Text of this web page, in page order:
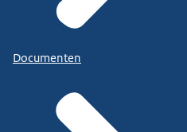
Documenten